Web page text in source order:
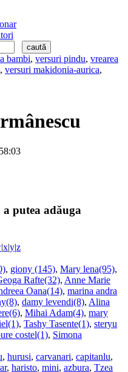
bambi, versuri pindu, vrearea
, versuri makidonia-aurica,
putea adăuga
|x|y|z
, giony (145), Mary lena(95),
Rafte(32), Anne Marie
Oana(14), marina andra
, damy levendi(8), Alina
, Mihai Adam(4), mary
, Tashy Tasente(1), steryu
costel(1), Simona
, hurusi, carvanari, capitanlu,
, haristo, mini, azbura, Tzea